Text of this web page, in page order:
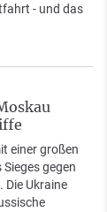
- und das
einer großen
gegen
Die Ukraine